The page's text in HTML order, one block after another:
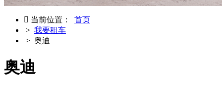
 当前位置： 首页
> 我要租车
> 奥迪
奥迪